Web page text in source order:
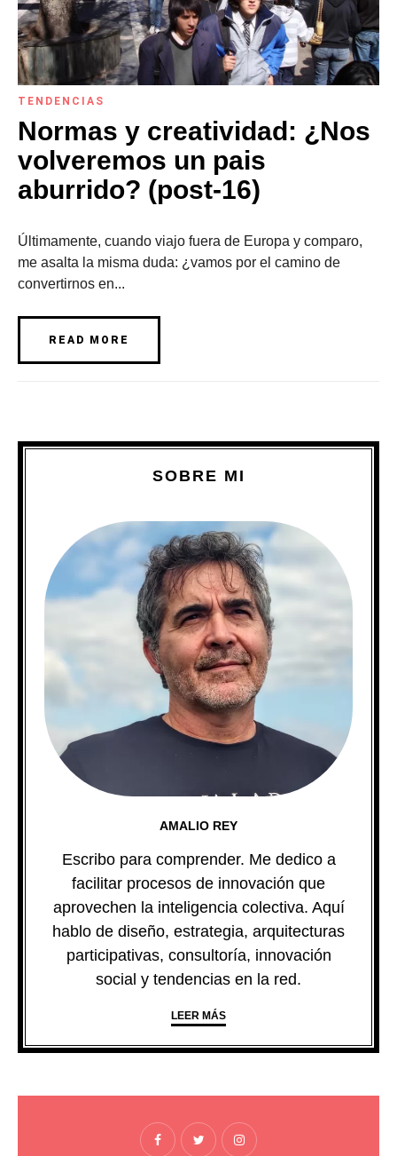
TENDENCIAS
Normas y creatividad: ¿Nos
volveremos un pais
aburrido? (post-16)
Últimamente, cuando viajo fuera de Europa y comparo,
me asalta la misma duda: ¿vamos por el camino de
convertirnos en...
READ MORE
SOBRE MI
AMALIO REY
Escribo para comprender. Me dedico a
facilitar procesos de innovación que
aprovechen la inteligencia colectiva. Aquí
hablo de diseño, estrategia, arquitecturas
participativas, consultoría, innovación
social y tendencias en la red.
LEER MÁS